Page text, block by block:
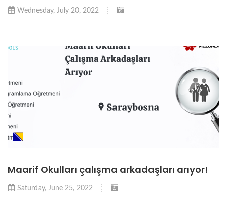
Wednesday, July 20, 2022
Maarif Okulları çalışma arkadaşları arıyor!
Saturday, June 25, 2022